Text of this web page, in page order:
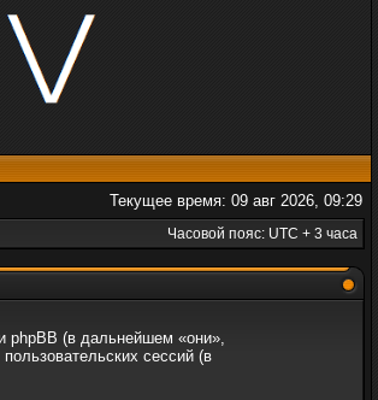
Текущее время: 09 авг 2026, 09:29
Часовой пояс: UTC + 3 часа
phpBB (в дальнейшем «они»,
сессий (в